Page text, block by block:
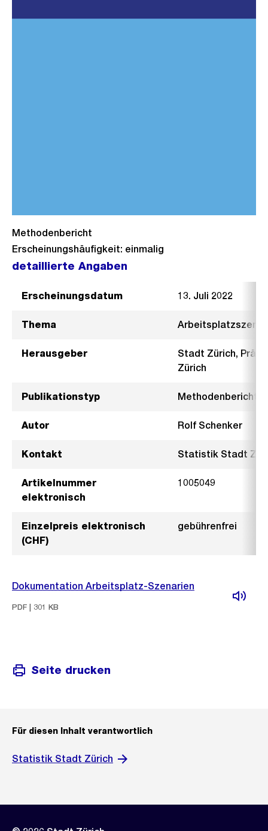
Methodenbericht
Erscheinungshäufigkeit: einmalig
detaillierte Angaben
Erscheinungsdatum 13. Juli 2022
Thema
Herausgeber
Stadt Zürich,
Zürich
Publikationstyp Methodenbericht
Autor Rolf Schenker
Kontakt Statistik Stadt
Artikelnummer
elektronisch
1005049
Einzelpreis elektronisch
(CHF)
gebührenfrei
Dokumentation Arbeitsplatz-Szenarien
PDF | 301 KB
Seite drucken
Für diesen Inhalt verantwortlich
Statistik Stadt Zürich